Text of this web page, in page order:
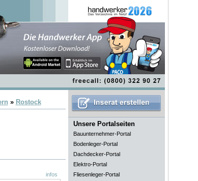
» Rostock
infos
Unsere Portalseiten
Bauunternehmer-Portal
Bodenleger-Portal
Dachdecker-Portal
Elektro-Portal
Fliesenleger-Portal